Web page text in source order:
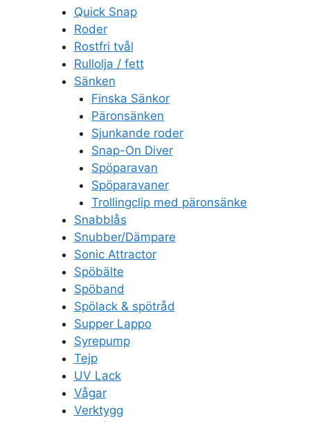
Quick Snap
Roder
Rostfri tvål
Rullolja / fett
Sänken
Finska Sänkor
Päronsänken
Sjunkande roder
Snap-On Diver
Spöparavan
Spöparavaner
Trollingclip med päronsänke
Snabblås
Snubber/Dämpare
Sonic Attractor
Spöbälte
Spöband
Spölack & spötråd
Supper Lappo
Syrepump
Tejp
UV Lack
Vågar
Verktygg